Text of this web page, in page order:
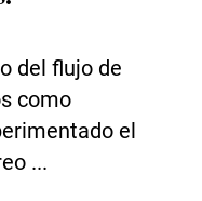
del flujo de
como
el
...